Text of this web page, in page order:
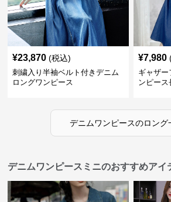
¥23,870 (税込)
刺繍入り半袖ベルト付きデニム
ロングワンピース
¥7,980
ギャザー
ンピース
デニムワンピースのロング
デニムワンピースミニのおすすめアイ